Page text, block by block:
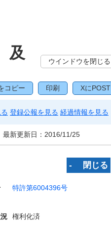
及
ウインドウを閉じる
コピー 印刷 XにPOST
登録公報を見る 経過情報を見る
最新更新日： 2016/11/25
‐ 閉じる
特許第6004396号
権利化済